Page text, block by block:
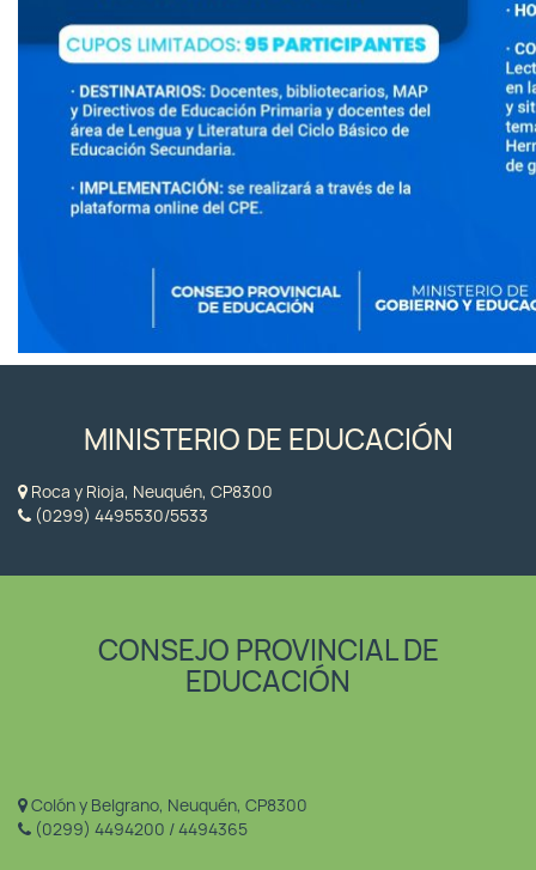
MINISTERIO DE EDUCACIÓN
Roca y Rioja, Neuquén, CP8300
(0299) 4495530/5533
CONSEJO PROVINCIAL DE
EDUCACIÓN
Colón y Belgrano, Neuquén, CP8300
(0299) 4494200 / 4494365